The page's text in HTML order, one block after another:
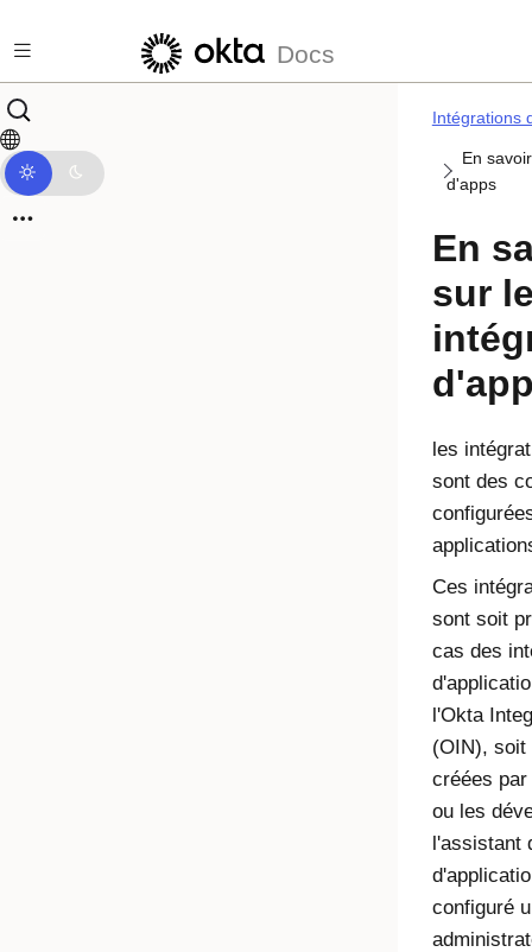
Docs
Intégrations
En
d'apps
En
sur
les
sont des
Ces
sont soit
cas des
l'Okta
(OIN), soit
créées
ou les
l'assistant
configuré